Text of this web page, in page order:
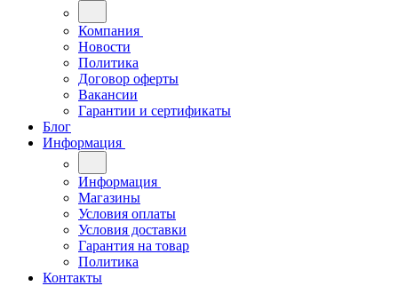
Компания
Новости
Политика
Договор оферты
Вакансии
Гарантии и сертификаты
Блог
Информация
Информация
Магазины
Условия оплаты
Условия доставки
Гарантия на товар
Политика
Контакты